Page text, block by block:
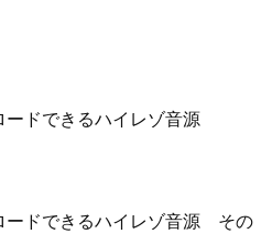
ードできるハイレゾ音源
ードできるハイレゾ音源 その